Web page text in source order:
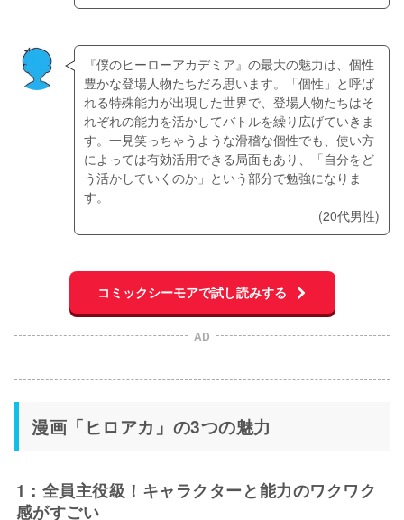
『僕のヒーローアカデミア』の最大の魅力は、個性
豊かな登場人物たちだろ思います。「個性」と呼ば
れる特殊能力が出現した世界で、登場人物たちはそ
れぞれの能力を活かしてバトルを繰り広げていきま
す。一見笑っちゃうような滑稽な個性でも、使い方
によっては有効活用できる局面もあり、「自分をど
う活かしていくのか」という部分で勉強になりま
す。
(20代男性)
コミックシーモアで試し読みする
AD
漫画「ヒロアカ」の3つの魅力
1：全員主役級！キャラクターと能力のワクワク
感がすごい